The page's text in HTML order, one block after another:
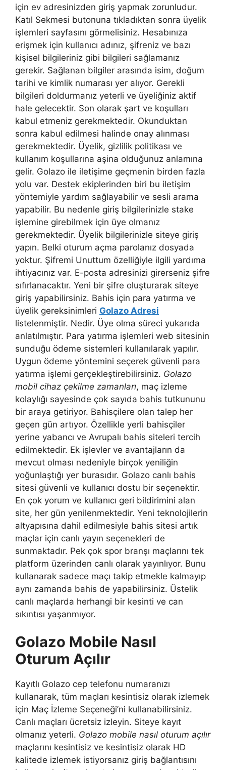
için ev adresinizden giriş yapmak zorunludur.
Katıl Sekmesi butonuna tıkladıktan sonra üyelik
işlemleri sayfasını görmelisiniz. Hesabınıza
erişmek için kullanıcı adınız, şifreniz ve bazı
kişisel bilgileriniz gibi bilgileri sağlamanız
gerekir. Sağlanan bilgiler arasında isim, doğum
tarihi ve kimlik numarası yer alıyor. Gerekli
bilgileri doldurmanız yeterli ve üyeliğiniz aktif
hale gelecektir. Son olarak şart ve koşulları
kabul etmeniz gerekmektedir. Okunduktan
sonra kabul edilmesi halinde onay alınması
gerekmektedir. Üyelik, gizlilik politikası ve
kullanım koşullarına aşina olduğunuz anlamına
gelir. Golazo ile iletişime geçmenin birden fazla
yolu var. Destek ekiplerinden biri bu iletişim
yöntemiyle yardım sağlayabilir ve sesli arama
yapabilir. Bu nedenle giriş bilgilerinizle stake
işlemine girebilmek için üye olmanız
gerekmektedir. Üyelik bilgilerinizle siteye giriş
yapın. Belki oturum açma parolanız dosyada
yoktur. Şifremi Unuttum özelliğiyle ilgili yardıma
ihtiyacınız var. E-posta adresinizi girerseniz şifre
sıfırlanacaktır. Yeni bir şifre oluşturarak siteye
giriş yapabilirsiniz. Bahis için para yatırma ve
üyelik gereksinimleri Golazo Adresi
listelenmiştir. Nedir. Üye olma süreci yukarıda
anlatılmıştır. Para yatırma işlemleri web sitesinin
sunduğu ödeme sistemleri kullanılarak yapılır.
Uygun ödeme yöntemini seçerek güvenli para
yatırma işlemi gerçekleştirebilirsiniz. Golazo
mobil cihaz çekilme zamanları, maç izleme
kolaylığı sayesinde çok sayıda bahis tutkununu
bir araya getiriyor. Bahisçilere olan talep her
geçen gün artıyor. Özellikle yerli bahisçiler
yerine yabancı ve Avrupalı ​​bahis siteleri tercih
edilmektedir. Ek işlevler ve avantajların da
mevcut olması nedeniyle birçok yeniliğin
yoğunlaştığı yer burasıdır. Golazo canlı bahis
sitesi güvenli ve kullanıcı dostu bir seçenektir.
En çok yorum ve kullanıcı geri bildirimini alan
site, her gün yenilenmektedir. Yeni teknolojilerin
altyapısına dahil edilmesiyle bahis sitesi artık
maçlar için canlı yayın seçenekleri de
sunmaktadır. Pek çok spor branşı maçlarını tek
platform üzerinden canlı olarak yayınlıyor. Bunu
kullanarak sadece maçı takip etmekle kalmayıp
aynı zamanda bahis de yapabilirsiniz. Üstelik
canlı maçlarda herhangi bir kesinti ve can
sıkıntısı yaşanmıyor.
Golazo Mobile Nasıl
Oturum Açılır
Kayıtlı Golazo cep telefonu numaranızı
kullanarak, tüm maçları kesintisiz olarak izlemek
için Maç İzleme Seçeneği’ni kullanabilirsiniz.
Canlı maçları ücretsiz izleyin. Siteye kayıt
olmanız yeterli. Golazo mobile nasıl oturum açılır
maçlarını kesintisiz ve kesintisiz olarak HD
kalitede izlemek istiyorsanız giriş bağlantısını